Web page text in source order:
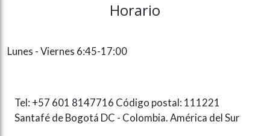
Horario
Lunes - Viernes 6:45-17:00
Tel: +57 601 8147716 Código postal: 111221
Santafé de Bogotá DC - Colombia. América del Sur